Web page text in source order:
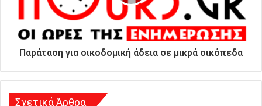
υ
Παράταση για οικοδομική άδεια σε μικρά οικόπεδα
Σχετικά Άρθρα